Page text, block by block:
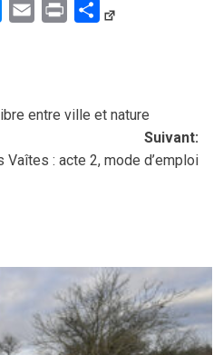
Messenger
Email Print Partager
entre ville et nature
Suivant:
Vaîtes : acte 2, mode d’emploi